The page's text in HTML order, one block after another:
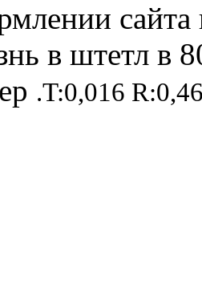
сайта
в штетл в
.T:0,016